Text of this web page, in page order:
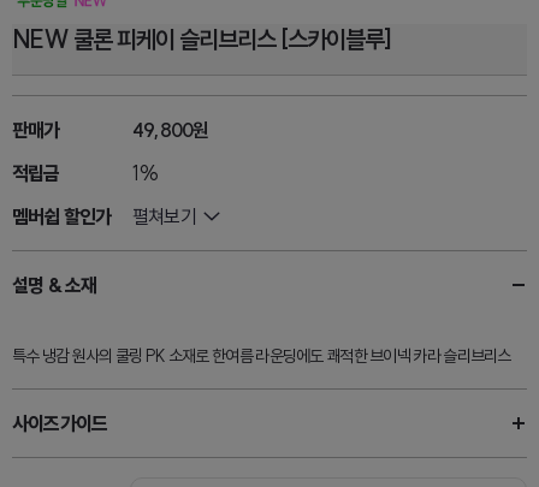
NEW 쿨론 피케이 슬리브리스 [스카이블루]
판매가
49,800원
적립금
1%
멤버쉽 할인가
펼쳐보기
설명 & 소재
특수 냉감 원사의 쿨링 PK 소재로 한여름 라운딩에도 쾌적한 브이넥 카라 슬리브리스
사이즈가이드